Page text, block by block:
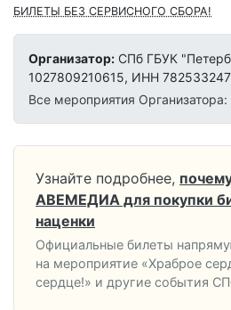
БИЛЕТЫ БЕЗ СЕРВИСНОГО СБОРА!
Организатор: СПб ГБУК
1027809210615, ИНН
Все мероприятия
Узнайте подробнее,
АВЕМЕДИА для покупки
наценки
Официальные билеты
на мероприятие «Храброе
сердце!» и другие события